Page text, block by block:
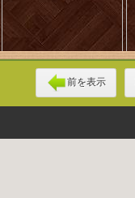
前を表示